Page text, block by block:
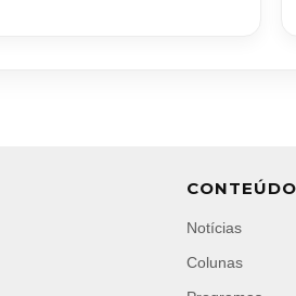
CONTEÚDO
Notícias
Colunas